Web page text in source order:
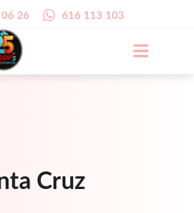
26 616 113 103
Cruz